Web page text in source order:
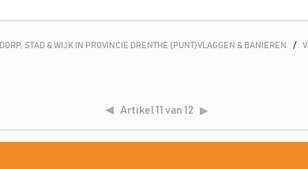
DORP, STAD & WIJK IN PROVINCIE DRENTHE (PUNT)VLAGGEN & BANIEREN /
Artikel11 van 12